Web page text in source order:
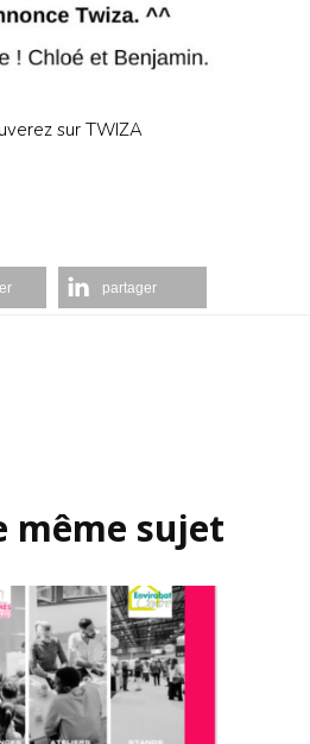
sur TWIZA
partager
même sujet